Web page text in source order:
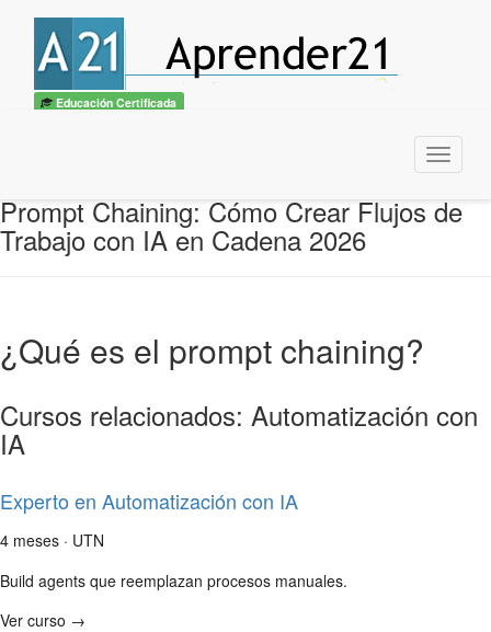
Educación Certificada
Menu
Prompt Chaining: Cómo Crear Flujos de
Trabajo con IA en Cadena 2026
¿Qué es el prompt chaining?
Cursos relacionados: Automatización con
IA
Experto en Automatización con IA
4 meses · UTN
Build agents que reemplazan procesos manuales.
Ver curso →